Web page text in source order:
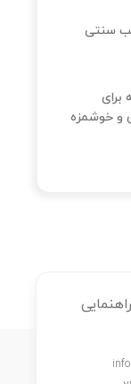
سنتی
برای
و خوشمزه